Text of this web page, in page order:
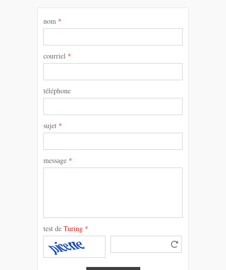
nom *
courriel *
téléphone
sujet *
message *
test deTuring *